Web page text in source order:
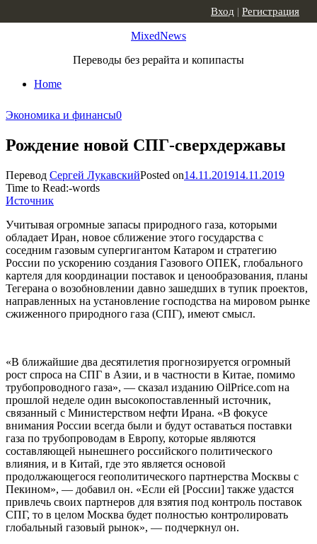
MixedNews
Переводы без рерайта и копипасты
Home
Вход | Регистрация
Экономика и финансы0
Рождение новой СПГ-сверхдержавы
Перевод Сергей ЛукавскийPosted on14.11.201914.11.2019
Time to Read:-words
Источник
Учитывая огромные запасы природного газа, которыми
обладает Иран, новое сближение этого государства с
соседним газовым супергигантом Катаром и стратегию
России по ускорению создания Газового ОПЕК, глобального
картеля для координации поставок и ценообразования, планы
Тегерана о возобновлении давно зашедших в тупик проектов,
направленных на установление господства на мировом рынке
сжиженного природного газа (СПГ), имеют смысл.
«В ближайшие два десятилетия прогнозируется огромный
рост спроса на СПГ в Азии, и в частности в Китае, помимо
трубопроводного газа», — сказал изданию OilPrice.com на
прошлой неделе один высокопоставленный источник,
связанный с Министерством нефти Ирана. «В фокусе
внимания России всегда были и будут оставаться поставки
газа по трубопроводам в Европу, которые являются
составляющей нынешнего российского политического
влияния, и в Китай, где это является основой
продолжающегося геополитического партнерства Москвы с
Пекином», — добавил он. «Если ей [России] также удастся
привлечь своих партнеров для взятия под контроль поставок
СПГ, то в целом Москва будет полностью контролировать
глобальный газовый рынок», — подчеркнул он.